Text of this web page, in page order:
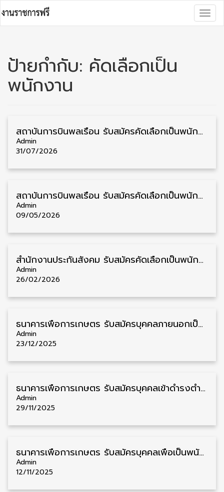
to
content
ป้ายกำกับ: คัดเลือกเป็น
พนักงาน
สถาบันการบินพลเรือน รับสมัครคัดเลือกเป็นพนักงาน วุฒิ ป.ตรี/ป.โท/ป.เอก 11 อัตรา รับสมัคร 27 กรกฎาคม – 10 สิงหาคม
Admin
31/07/2026
สถาบันการบินพลเรือน รับสมัครคัดเลือกเป็นพนักงาน วุฒิ ป.ตรี/ป.โท/ป.เอก 23 อัตรา รับสมัคร 5 – 19 พฤษภาคม
Admin
09/05/2026
สำนักงานประกันสังคม รับสมัครคัดเลือกเป็นพนักงานประกันสังคม วุฒิ ป.ตรี ขึ้นไป หลายตำแหน่ง รับสมัครตั้งแต่บัดนี้เป็นต้นไป
Admin
26/02/2026
ธนาคารเพื่อการเกษตร รับสมัครบุคคลภายนอกเป็นพนักงาน วุฒิ ปวส. 18 อัตรา รับสมัคร 22 ธันวาคม – 5 มกราคม
Admin
23/12/2025
ธนาคารเพื่อการเกษตร รับสมัครบุคคลเข้าดำรงตำแหน่งพนักงาน วุฒิ ป.ตรี 4 อัตรา รับสมัคร 29 พฤศจิกายน – 10 ธันวาคม
Admin
29/11/2025
ธนาคารเพื่อการเกษตร รับสมัครบุคคลเพื่อเป็นพนักงาน วุฒิ ป.ตรี 40 อัตรา รับสมัคร 12 – 19 พฤศจิกายน
Admin
12/11/2025